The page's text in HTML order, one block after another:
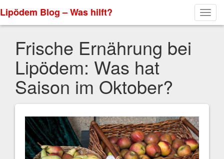
Lipödem Blog – Was hilft?
Frische Ernährung bei
Lipödem: Was hat
Saison im Oktober?